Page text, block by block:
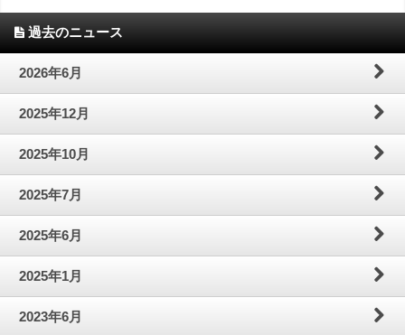
過去のニュース
2026年6月
2025年12月
2025年10月
2025年7月
2025年6月
2025年1月
2023年6月